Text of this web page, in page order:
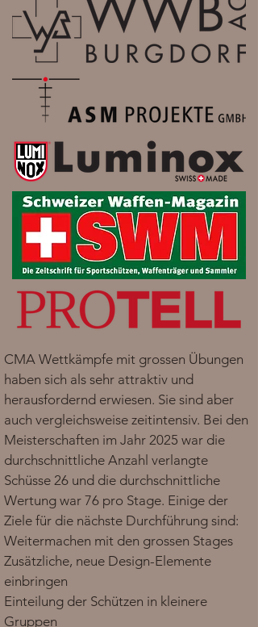
CMA Wettkämpfe mit grossen Übungen
haben sich als sehr attraktiv und
herausfordernd erwiesen. Sie sind aber
auch vergleichsweise zeitintensiv. Bei den
Meisterschaften im Jahr 2025 war die
durchschnittliche Anzahl verlangte
Schüsse 26 und die durchschnittliche
Wertung war 76 pro Stage. Einige der
Ziele für die nächste Durchführung sind:
Weitermachen mit den grossen Stages
Zusätzliche, neue Design-Elemente
einbringen
Einteilung der Schützen in kleinere
Gruppen